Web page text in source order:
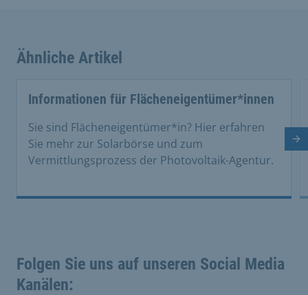
Ähnliche Artikel
Informationen für Flächeneigentümer*innen
Sie sind Flächeneigentümer*in? Hier erfahren
Sie mehr zur Solarbörse und zum
Vermittlungsprozess der Photovoltaik-Agentur.
Folgen Sie uns auf unseren Social Media
Kanälen: